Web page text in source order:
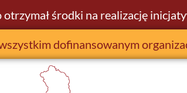
otrzymał środki na realizację
dofinansowanym